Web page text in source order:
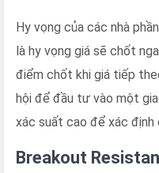
Hy vọng của các nhà
là hy vọng giá sẽ chốt
điểm chốt khi giá tiếp
hội để đầu tư vào một
xác suất cao để xác định
Breakout